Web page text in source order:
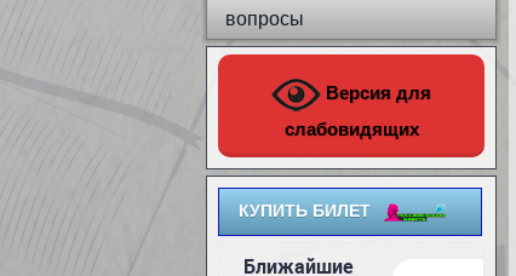
вопросы
Версия для
слабовидящих
КУПИТЬ БИЛЕТ